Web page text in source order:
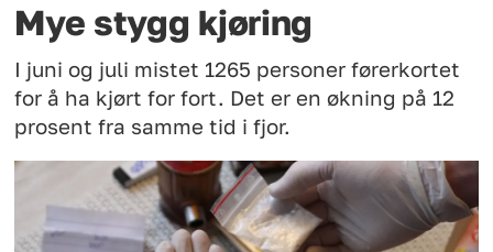
Mye stygg kjøring
I juni og juli mistet 1265 personer førerkortet
for å ha kjørt for fort. Det er en økning på 12
prosent fra samme tid i fjor.